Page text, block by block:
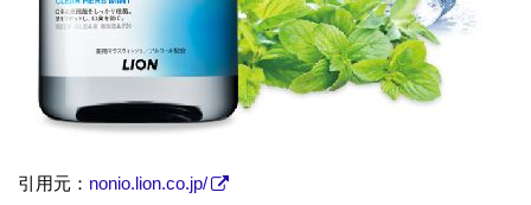
引用元： nonio.lion.co.jp/